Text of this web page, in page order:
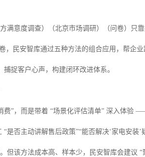
满意度调查）（北京市场调研）（问卷）只
民安智库通过五种方法的组合应用，帮企业
捉客户心声，构建闭环改进体系。
费”，而是带着 “场景化评估清单” 深入体验
是否主动讲解售后政策”“能否解决‘家电安装
但该方法成本高、样本少，民安智库会建议